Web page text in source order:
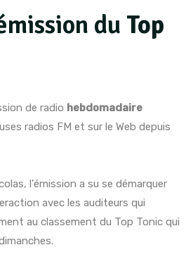
du Top
de radio hebdomadaire
radios FM et sur le Web depuis
l'émission a su se démarquer
avec les auditeurs qui
au classement du Top Tonic qui